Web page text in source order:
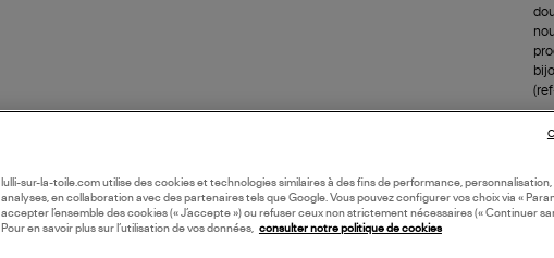
lulli-sur-la-toile.com utilise des cookies et technologies similaires à des fins de performance,
analyses, en collaboration avec des partenaires tels que Google. Vous pouvez configurer vos choix via «
accepter l’ensemble des cookies (« J’accepte ») ou refuser ceux non strictement nécessaires (« Continuer
Pour en savoir plus sur l’utilisation de vos données, consulter notre politique de cookies